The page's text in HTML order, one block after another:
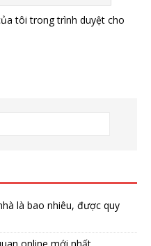
tôi trong trình duyệt cho
là bao nhiêu, được quy